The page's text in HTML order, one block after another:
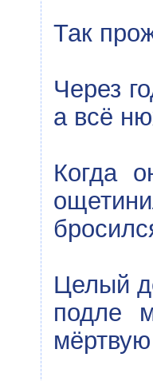
Так
Через
а всё
Когда
Целый
подле